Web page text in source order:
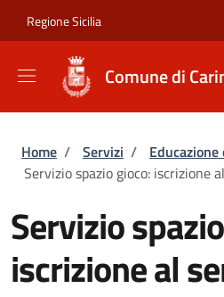
Regione Sicilia
Comune di
Briciole di pane
Home / Servizi /
Servizio spazio gioco: iscrizione
Servizio
iscrizione al